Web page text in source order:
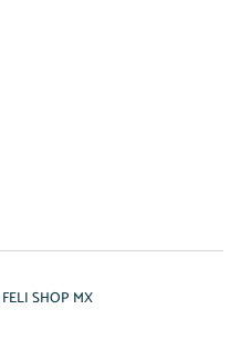
FELI SHOP MX